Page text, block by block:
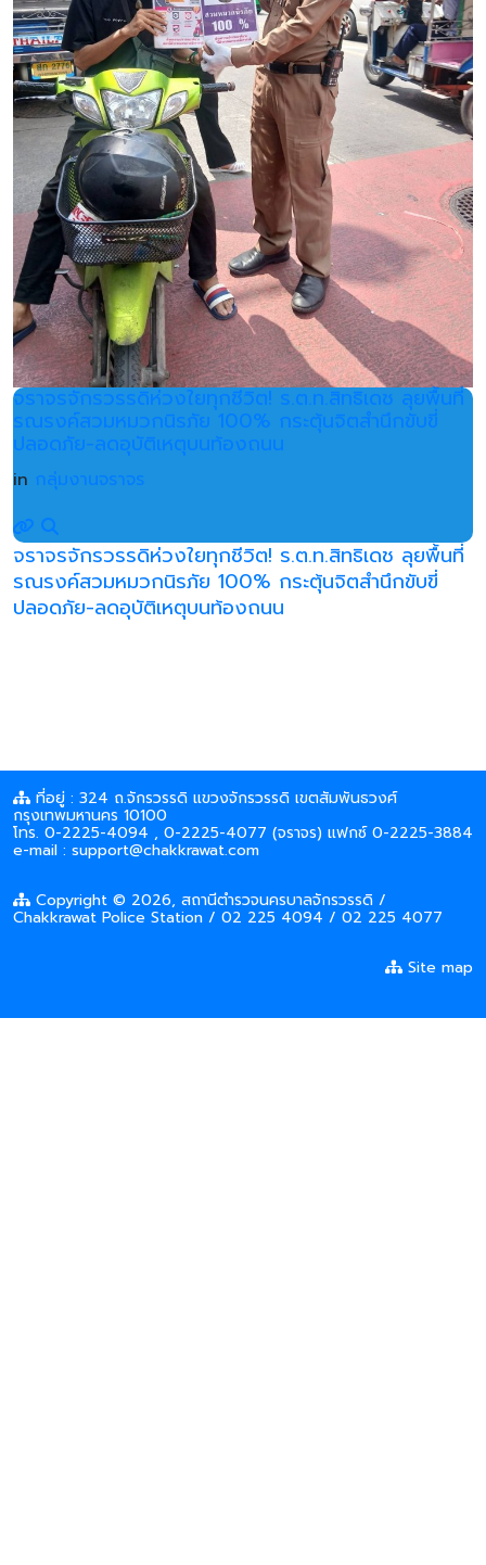
จราจรจักรวรรดิห่วงใยทุกชีวิต! ร.ต.ท.สิทธิเดช ลุยพื้นที่
รณรงค์สวมหมวกนิรภัย 100% กระตุ้นจิตสำนึกขับขี่
ปลอดภัย-ลดอุบัติเหตุบนท้องถนน
in กลุ่มงานจราจร
จราจรจักรวรรดิห่วงใยทุกชีวิต! ร.ต.ท.สิทธิเดช ลุยพื้นที่
รณรงค์สวมหมวกนิรภัย 100% กระตุ้นจิตสำนึกขับขี่
ปลอดภัย-ลดอุบัติเหตุบนท้องถนน
ที่อยู่ : 324 ถ.จักรวรรดิ แขวงจักรวรรดิ เขตสัมพันธวงศ์
กรุงเทพมหานคร 10100
โทร. 0-2225-4094 , 0-2225-4077 (จราจร) แฟกซ์ 0-2225-3884
e-mail : support@chakkrawat.com
Copyright © 2026, สถานีตำรวจนครบาลจักรวรรดิ /
Chakkrawat Police Station / 02 225 4094 / 02 225 4077
Site map